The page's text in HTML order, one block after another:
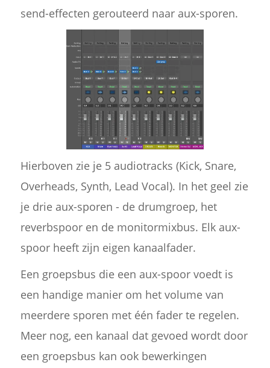
send-effecten gerouteerd naar aux-sporen.
Hierboven zie je 5 audiotracks (Kick, Snare,
Overheads, Synth, Lead Vocal). In het geel zie
je drie aux-sporen - de drumgroep, het
reverbspoor en de monitormixbus. Elk aux-
spoor heeft zijn eigen kanaalfader.
Een groepsbus die een aux-spoor voedt is
een handige manier om het volume van
meerdere sporen met één fader te regelen.
Meer nog, een kanaal dat gevoed wordt door
een groepsbus kan ook bewerkingen